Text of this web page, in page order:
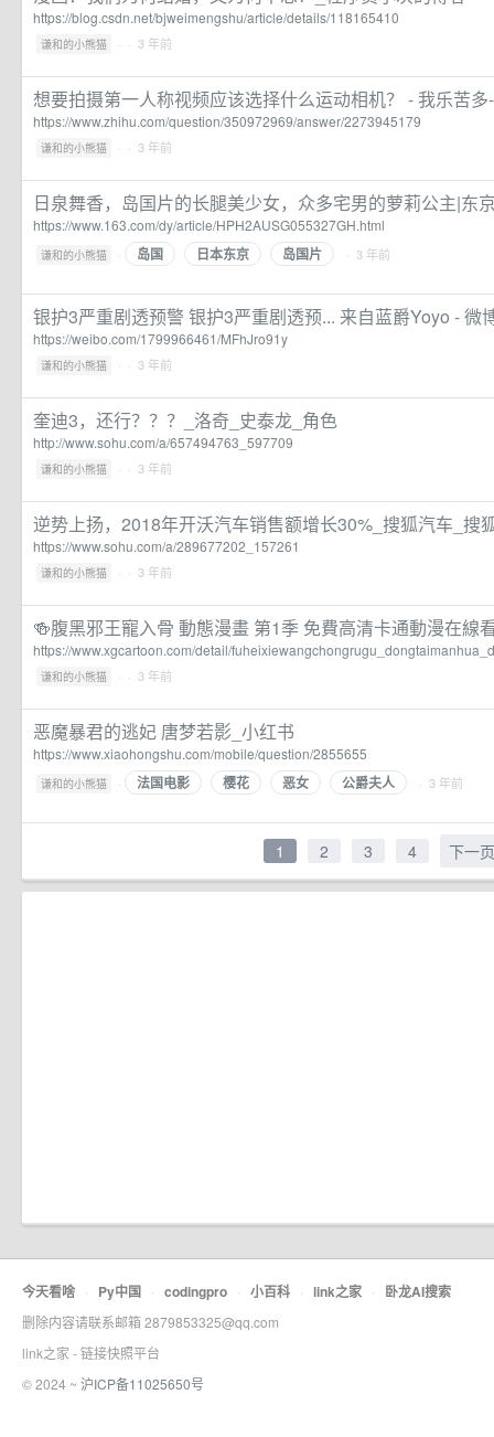
https://blog.csdn.net/bjweimengshu/article/details/118165410
谦和的小熊猫 · · 3 年前
想要拍摄第一人称视频应该选择什么运动相机？ - 我乐苦
https://www.zhihu.com/question/350972969/answer/2273945179
谦和的小熊猫 · · 3 年前
日泉舞香，岛国片的长腿美少女，众多宅男的萝莉公主|东
https://www.163.com/dy/article/HPH2AUSG055327GH.html
谦和的小熊猫 · 岛国 日本东京 岛国片 · 3 年前
银护3严重剧透预警 银护3严重剧透预... 来自蓝爵Yoyo - 微
https://weibo.com/1799966461/MFhJro91y
谦和的小熊猫 · · 3 年前
奎迪3，还行？？？_洛奇_史泰龙_角色
http://www.sohu.com/a/657494763_597709
谦和的小熊猫 · · 3 年前
逆势上扬，2018年开沃汽车销售额增长30%_搜狐汽车_搜
https://www.sohu.com/a/289677202_157261
谦和的小熊猫 · · 3 年前
🍻腹黑邪王寵入骨 動態漫畫 第1季 免費高清卡通動漫在線
https://www.xgcartoon.com/detail/
谦和的小熊猫 · · 3 年前
恶魔暴君的逃妃 唐梦若影_小红书
https://www.xiaohongshu.com/mobile/question/2855655
谦和的小熊猫 · 法国电影 樱花 恶女 公爵夫人 · 3 年前
1 2 3 4 下一页
今天看啥 · Py中国 · codingpro · 小百科 · link之家 · 卧龙AI搜索
删除内容请联系邮箱 2879853325@qq.com
link之家 - 链接快照平台
© 2024 ~ 沪ICP备11025650号